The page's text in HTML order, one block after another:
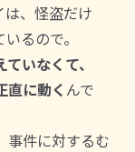
は、怪盗だけ
るので。
いなくて、
直に動く んで
事件に対するむ